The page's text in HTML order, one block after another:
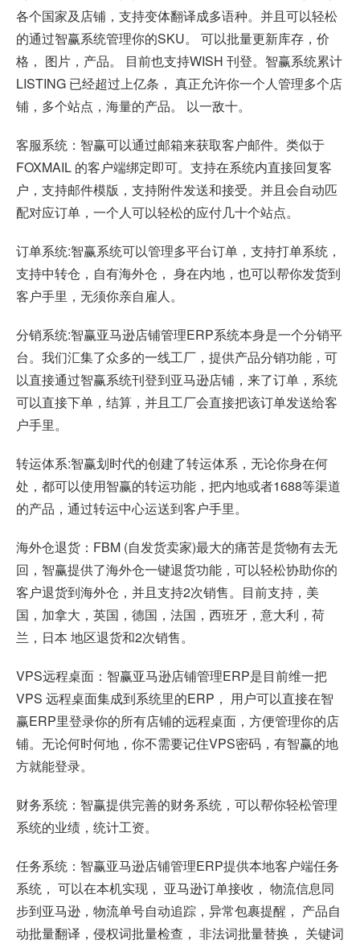
各个国家及店铺，支持变体翻译成多语种。并且可以轻松
的通过智赢系统管理你的SKU。 可以批量更新库存，价
格， 图片，产品。 目前也支持WISH 刊登。智赢系统累计
LISTING 已经超过上亿条， 真正允许你一个人管理多个店
铺，多个站点，海量的产品。 以一敌十。
客服系统：智赢可以通过邮箱来获取客户邮件。类似于
FOXMAIL 的客户端绑定即可。支持在系统内直接回复客
户，支持邮件模版，支持附件发送和接受。并且会自动匹
配对应订单，一个人可以轻松的应付几十个站点。
订单系统:智赢系统可以管理多平台订单，支持打单系统，
支持中转仓，自有海外仓， 身在内地，也可以帮你发货到
客户手里，无须你亲自雇人。
分销系统:智赢亚马逊店铺管理ERP系统本身是一个分销平
台。我们汇集了众多的一线工厂，提供产品分销功能，可
以直接通过智赢系统刊登到亚马逊店铺，来了订单，系统
可以直接下单，结算，并且工厂会直接把该订单发送给客
户手里。
转运体系:智赢划时代的创建了转运体系，无论你身在何
处，都可以使用智赢的转运功能，把内地或者1688等渠道
的产品，通过转运中心运送到客户手里。
海外仓退货：FBM (自发货卖家)最大的痛苦是货物有去无
回，智赢提供了海外仓一键退货功能，可以轻松协助你的
客户退货到海外仓，并且支持2次销售。目前支持，美
国，加拿大，英国，德国，法国，西班牙，意大利，荷
兰，日本 地区退货和2次销售。
VPS远程桌面：智赢亚马逊店铺管理ERP是目前维一把
VPS 远程桌面集成到系统里的ERP， 用户可以直接在智
赢ERP里登录你的所有店铺的远程桌面，方便管理你的店
铺。无论何时何地，你不需要记住VPS密码，有智赢的地
方就能登录。
财务系统：智赢提供完善的财务系统，可以帮你轻松管理
系统的业绩，统计工资。
任务系统：智赢亚马逊店铺管理ERP提供本地客户端任务
系统， 可以在本机实现， 亚马逊订单接收， 物流信息同
步到亚马逊，物流单号自动追踪，异常包裹提醒， 产品自
动批量翻译，侵权词批量检查， 非法词批量替换， 关键词